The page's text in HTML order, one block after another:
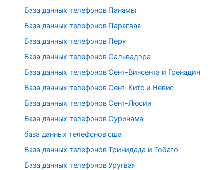
База данных телефонов Панамы
База данных телефонов Парагвая
База данных телефонов Перу
База данных телефонов Сальвадора
База данных телефонов Сент-Винсента и Гренадин
База данных телефонов Сент-Китс и Невис
База данных телефонов Сент-Люсии
База данных телефонов Суринама
база данных телефонов сша
База данных телефонов Тринидада и Тобаго
База данных телефонов Уругвая